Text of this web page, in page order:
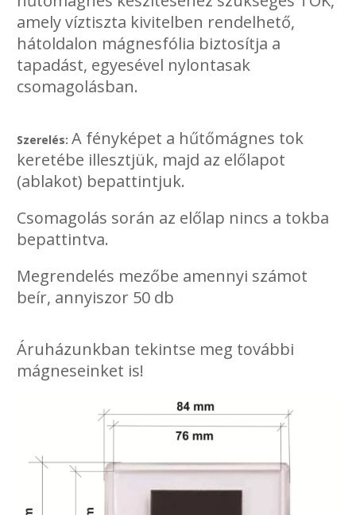
amely víztiszta kivitelben rendelhető,
hátoldalon mágnesfólia biztosítja a
tapadást, egyesével nylontasak
csomagolásban.
Szerelés:A fényképet a hűtőmágnes tok
keretébe illesztjük, majd az előlapot
(ablakot) bepattintjuk.
Csomagolás során az előlap nincs a tokba
bepattintva.
Megrendelés mezőbe amennyi számot
beír, annyiszor 50 db
Áruházunkban tekintse meg további
mágneseinket is!